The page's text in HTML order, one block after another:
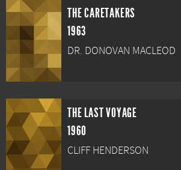
THE CARETAKERS
1963
DR. DONOVAN MACLEOD
THE LAST VOYAGE
1960
CLIFF HENDERSON